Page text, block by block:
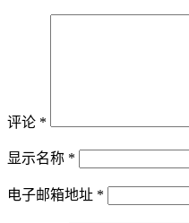
评论 *
显示名称 *
电子邮箱地址 *